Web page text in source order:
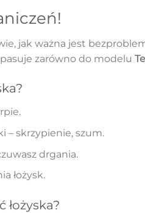
jak ważna jest
pasuje zarówno do modelu
– skrzypienie, szum.
drgania.
łożysk.